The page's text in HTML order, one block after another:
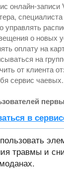
онлайн-записи
о новых
оплату на
на
от клиента
сервис чаевых.
в
травмы и